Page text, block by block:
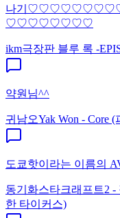
나기
♡♡♡♡♡♡♡♡
ikm극장판 블루 록 -
약원님^^
귀남오Yak Won - Core
도쿄핫이라는 이름의
동기화스타크래프트2
한 타이커스)